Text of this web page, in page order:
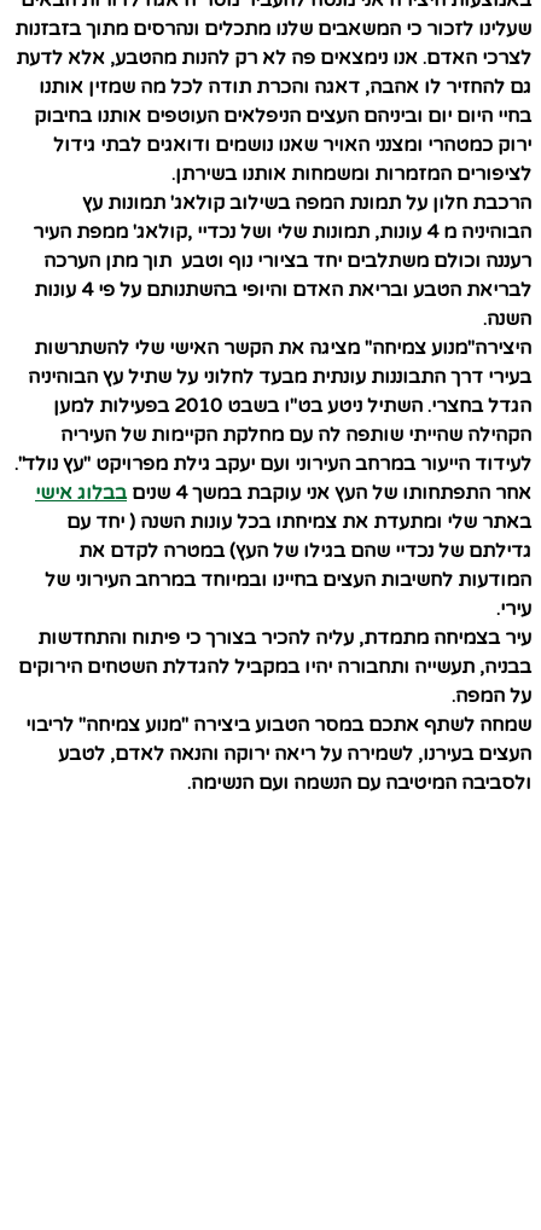
שעלינו לזכור כי המשאבים שלנו מתכלים ונהרסים מתוך בזבזנות
לצרכי האדם. אנו נימצאים פה לא רק להנות מהטבע, אלא לדעת
גם להחזיר לו אהבה, דאגה והכרת תודה לכל מה שמזין אותנו
בחיי היום יום וביניהם העצים הניפלאים העוטפים אותנו בחיבוק
ירוק כמטהרי ומצנני האויר שאנו נושמים ודואגים לבתי גידול
לציפורים המזמרות ומשמחות אותנו בשירתן.
הרכבת חלון על תמונת המפה בשילוב קולאג' תמונות עץ
הבוהיניה מ 4 עונות, תמונות שלי ושל נכדיי ,קולאג' ממפת העיר
רעננה וכולם משתלבים יחד בציורי נוף וטבע תוך מתן הערכה
לבריאת הטבע ובריאת האדם והיופי בהשתנותם על פי 4 עונות
השנה.
היצירה"מנוע צמיחה" מציגה את הקשר האישי שלי להשתרשות
בעירי דרך התבוננות עונתית מבעד לחלוני על שתיל עץ הבוהיניה
הגדל בחצרי. השתיל ניטע בט"ו בשבט 2010 בפעילות למען
הקהילה שהייתי שותפה לה עם מחלקת הקיימות של העיריה
לעידוד הייעור במרחב העירוני ועם יעקב גילת מפרויקט "עץ נולד".
אחר התפתחותו של העץ אני עוקבת במשך 4 שנים
בבלוג אישי
באתר שלי ומתעדת את צמיחתו בכל עונות השנה ( יחד עם
גדילתם של נכדיי שהם בגילו של העץ) במטרה לקדם את
המודעות לחשיבות העצים בחיינו ובמיוחד במרחב העירוני של
עירי.
עיר בצמיחה מתמדת, עליה להכיר בצורך כי פיתוח והתחדשות
בבניה, תעשייה ותחבורה יהיו במקביל להגדלת השטחים הירוקים
על המפה.
שמחה לשתף אתכם במסר הטבוע ביצירה "מנוע צמיחה" לריבוי
העצים בעירנו, לשמירה על ריאה ירוקה והנאה לאדם, לטבע
ולסביבה המיטיבה עם הנשמה ועם הנשימה.